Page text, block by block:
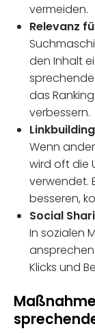
vermeiden.
Relevanz
den Inhalt
sprechende
das
verbessern.
Linkbuilding
Wenn
wird oft die
verwendet.
besseren,
Social
In sozialen
Klicks und